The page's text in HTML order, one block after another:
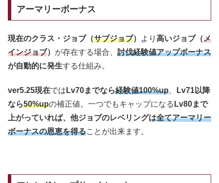
アーマリーボーナス
現在のクラス・ジョブ（サブジョブ） より 高いジョブ（メ
インジョブ） が存在する場合、 討伐経験値アップボーナス
が自動的に発生する仕組み。
ver5.25現在では Lv70までなら経験値100%up
Lv71以降
なら50%upの補正値。一つでもキャップになる Lv80まで
上がっていれば、他ジョブのレベリングは全てアーマリー
ボーナスの恩恵を得ることが出来ます。